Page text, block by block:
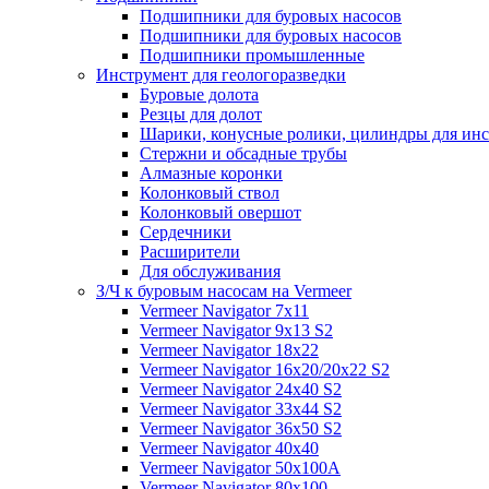
Подшипники для буровых насосов
Подшипники для буровых насосов
Подшипники промышленные
Инструмент для геологоразведки
Буровые долота
Резцы для долот
Шарики, конусные ролики, цилиндры для
Стержни и обсадные трубы
Алмазные коронки
Колонковый ствол
Колонковый овершот
Сердечники
Расширители
Для обслуживания
З/Ч к буровым насосам на Vermeer
Vermeer Navigator 7x11
Vermeer Navigator 9x13 S2
Vermeer Navigator 18x22
Vermeer Navigator 16x20/20x22 S2
Vermeer Navigator 24x40 S2
Vermeer Navigator 33x44 S2
Vermeer Navigator 36x50 S2
Vermeer Navigator 40x40
Vermeer Navigator 50x100A